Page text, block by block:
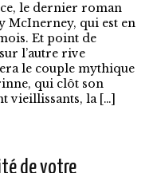
le dernier roman
McInerney, qui est en
Et point de
l’autre rive
le couple mythique
qui clôt son
vieillissants, la […]
de votre